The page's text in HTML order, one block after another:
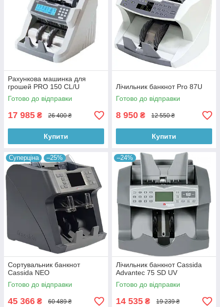
Рахункова машинка для
грошей PRO 150 CL/U
Готово до відправки
17 985 ₴ 26 400 ₴
Купити
Лічильник банкнот Pro 87U
Готово до відправки
8 950 ₴ 12 550 ₴
Купити
Суперціна –25%
Сортувальник банкнот
Cassida NEO
Готово до відправки
45 366 ₴ 60 489 ₴
–24%
Лічильник банкнот Cassida
Advantec 75 SD UV
Готово до відправки
14 535 ₴ 19 239 ₴